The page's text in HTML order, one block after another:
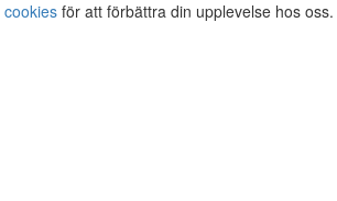
cookies för att förbättra din upplevelse hos oss.